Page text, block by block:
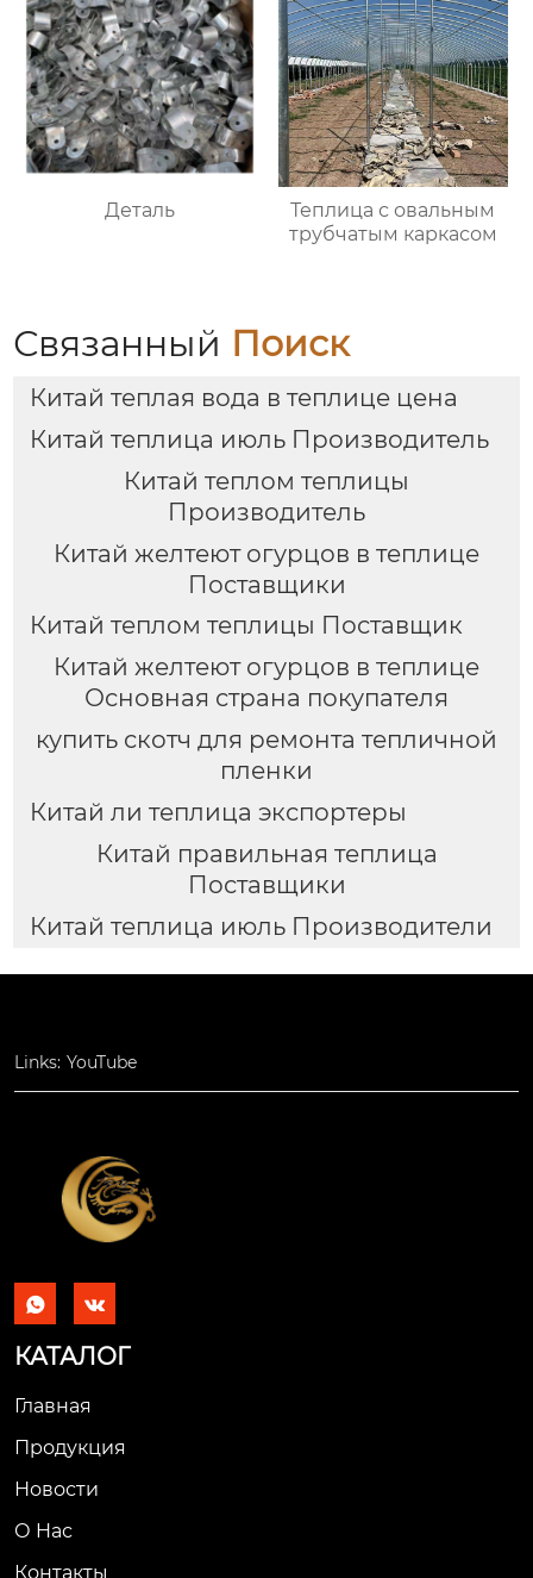
Деталь
Теплица с овальным
трубчатым каркасом
Связанный Поиск
Китай теплая вода в теплице цена
Китай теплица июль Производитель
Китай теплом теплицы
Производитель
Китай желтеют огурцов в теплице
Поставщики
Китай теплом теплицы Поставщик
Китай желтеют огурцов в теплице
Основная страна покупателя
купить скотч для ремонта тепличной
пленки
Китай ли теплица экспортеры
Китай правильная теплица
Поставщики
Китай теплица июль Производители
Links: YouTube
 
КАТАЛОГ
Главная
Продукция
Новости
О Hас
Контакты